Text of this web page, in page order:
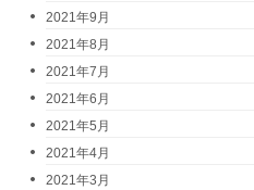
2021年9月
2021年8月
2021年7月
2021年6月
2021年5月
2021年4月
2021年3月